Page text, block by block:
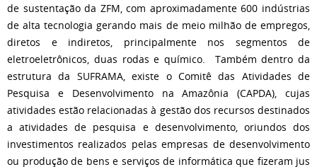
de sustentação da ZFM, com aproximadamente 600 indústrias
de alta tecnologia gerando mais de meio milhão de empregos,
diretos e indiretos, principalmente nos segmentos de
eletroeletrônicos, duas rodas e químico. Também dentro da
estrutura da SUFRAMA, existe o Comitê das Atividades de
Pesquisa e Desenvolvimento na Amazônia (CAPDA), cujas
atividades estão relacionadas à gestão dos recursos destinados
a atividades de pesquisa e desenvolvimento, oriundos dos
investimentos realizados pelas empresas de desenvolvimento
ou produção de bens e serviços de informática que fizeram jus